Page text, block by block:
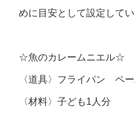
めに目安として設定して
☆魚のカレームニエル☆
〈道具〉フライパン ペ
〈材料〉子ども1人分